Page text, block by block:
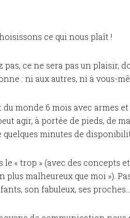
ce qui nous plaît !
pas, ce ne sera pas un plaisir,
: ni aux autres, ni à vous-
monde 6 mois avec armes et
agir, à portée de pieds, de
quelques minutes de
« trop » (avec des concepts
malheureux que moi »).
son fabuleux, ses proches…